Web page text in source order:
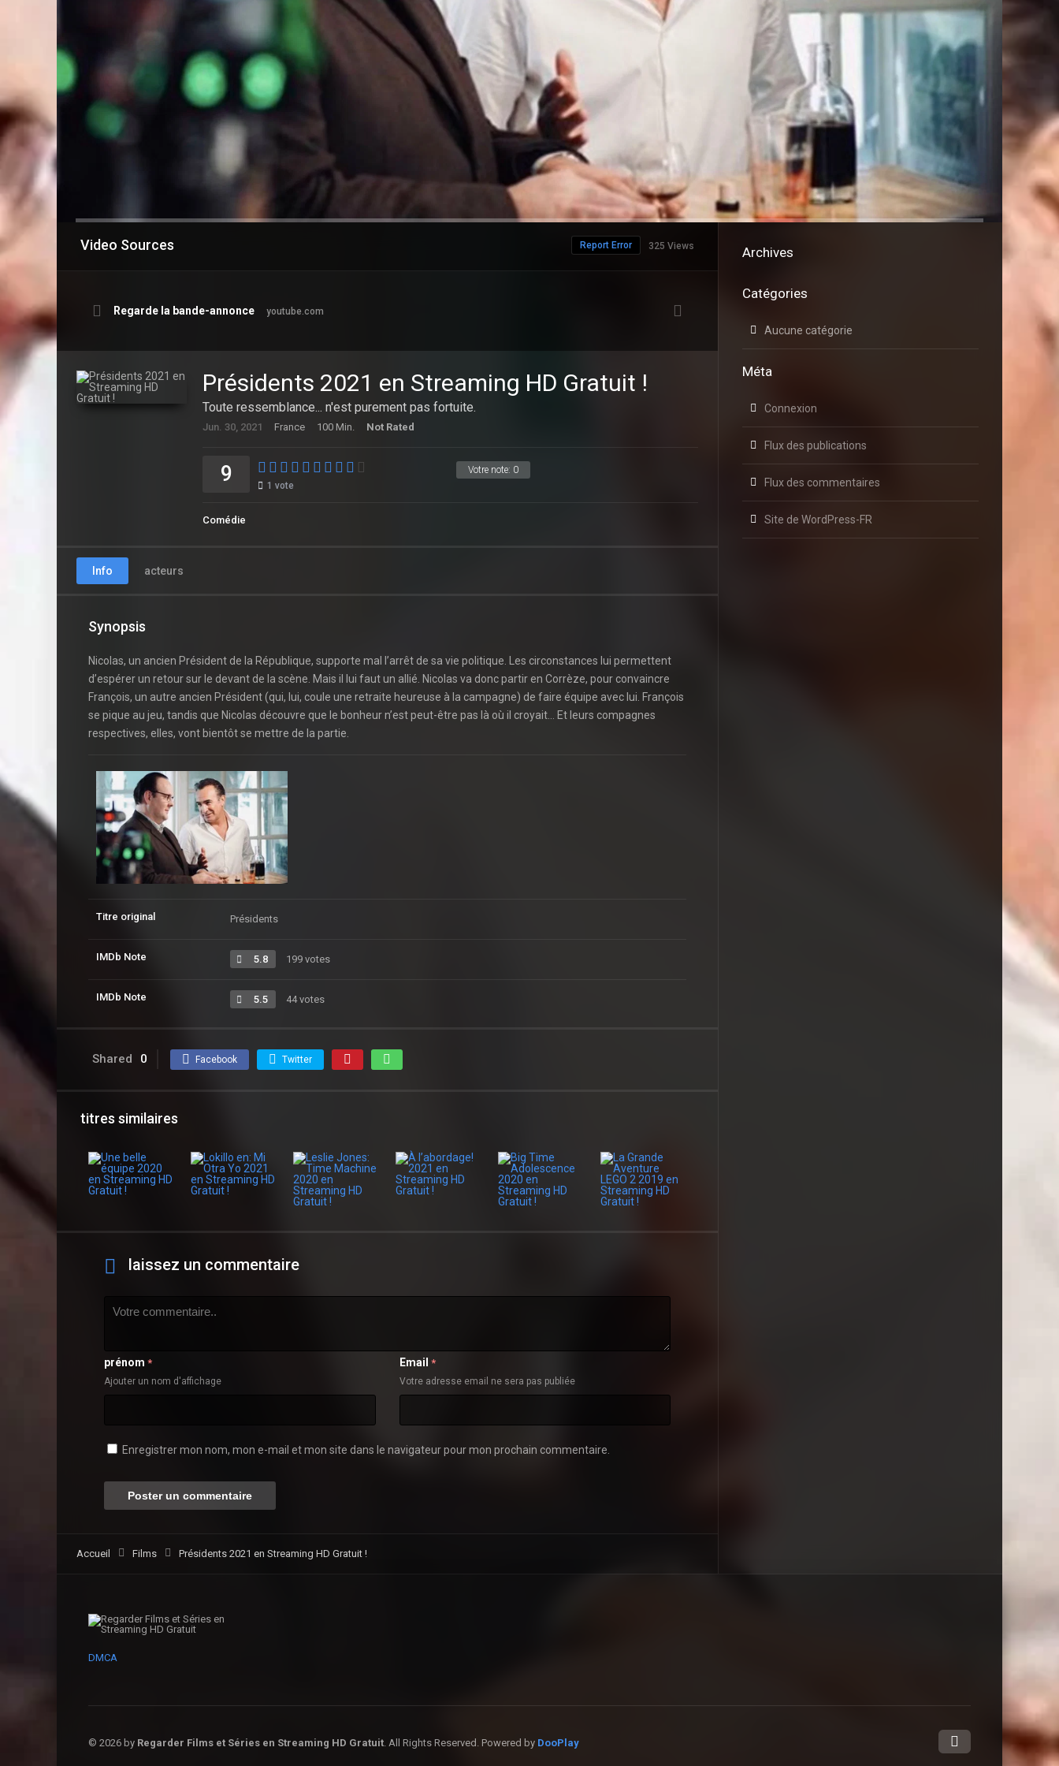
Video Sources 325 Views
Report Error
Regarde la bande-annonce youtube.com
Présidents 2021 en Streaming HD Gratuit !
Toute ressemblance... n'est purement pas fortuite.
Jun. 30, 2021 France 100 Min. Not Rated
Votre note: 0
9 1 vote
Comédie
Info acteurs
Synopsis
Nicolas, un ancien Président de la République, supporte mal l’arrêt de sa vie politique. Les circonstances lui permettent
d’espérer un retour sur le devant de la scène. Mais il lui faut un allié. Nicolas va donc partir en Corrèze, pour convaincre
François, un autre ancien Président (qui, lui, coule une retraite heureuse à la campagne) de faire équipe avec lui. François
se pique au jeu, tandis que Nicolas découvre que le bonheur n’est peut-être pas là où il croyait… Et leurs compagnes
respectives, elles, vont bientôt se mettre de la partie.
Titre original Présidents
IMDb Note 5.8 199 votes
IMDb Note 5.5 44 votes
Shared 0 Facebook Twitter
titres similaires
laissez un commentaire
prénom *
Ajouter un nom d'affichage
Email *
Votre adresse email ne sera pas publiée
Enregistrer mon nom, mon e-mail et mon site dans le navigateur pour mon prochain commentaire.
Accueil Films Présidents 2021 en Streaming HD Gratuit !
Archives
Catégories
Aucune catégorie
Méta
Connexion
Flux des publications
Flux des commentaires
Site de WordPress-FR
DMCA
© 2026 by Regarder Films et Séries en Streaming HD Gratuit . All Rights Reserved. Powered by DooPlay